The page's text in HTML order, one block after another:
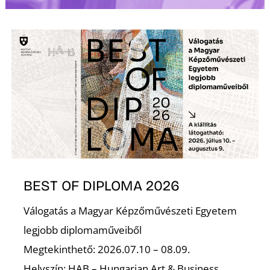
BEST OF DIPLOMA 2026
Válogatás a Magyar Képzőművészeti Egyetem
legjobb diplomaműveiből
Megtekinthető: 2026.07.10 – 08.09.